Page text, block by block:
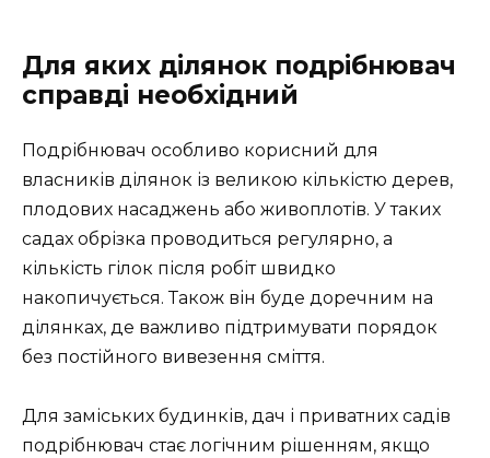
Для яких ділянок подрібнювач
справді необхідний
Подрібнювач особливо корисний для
власників ділянок із великою кількістю дерев,
плодових насаджень або живоплотів. У таких
садах обрізка проводиться регулярно, а
кількість гілок після робіт швидко
накопичується. Також він буде доречним на
ділянках, де важливо підтримувати порядок
без постійного вивезення сміття.
Для заміських будинків, дач і приватних садів
подрібнювач стає логічним рішенням, якщо